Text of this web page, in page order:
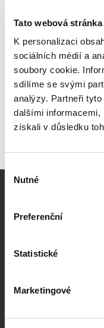
Tato webová
K personalizaci
sociálních médií a
soubory cookie.
sdílíme se svými
analýzy. Partneři
dalšími informacemi,
získali v důsledku
Výběr
souhlasu
Nutné
Preferenční
Statistické
Marketingové